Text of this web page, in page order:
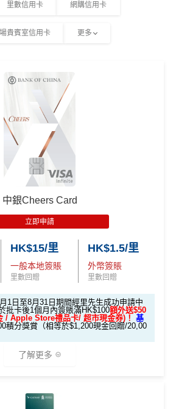
里數信用卡 網購信用卡
貴賓室信用卡 更多
中銀Cheers Card
立即申請
HK$15/里
一般本地簽賬
里數回贈
HK$1.5/里
外幣簽賬
里數回贈
1日至8月31日期間經里先生成功申請中
批卡後1個月內簽賬滿HK$100額外送$50
/ Apple Store禮品卡/ 超市現⾦券)！ 基
積分獎賞（相等於$1,200現金回贈/20,00
了解更多
迎新